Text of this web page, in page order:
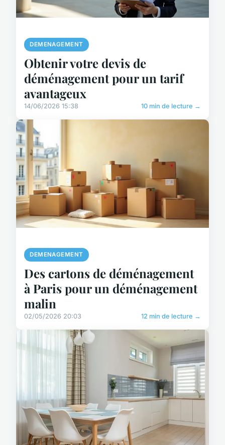
DEMENAGEMENT
Obtenir votre devis de
déménagement pour un tarif
avantageux
14/06/2026 15:38 10 min de lecture →
DEMENAGEMENT
Des cartons de déménagement
à Paris pour un déménagement
malin
02/05/2026 20:03 12 min de lecture →